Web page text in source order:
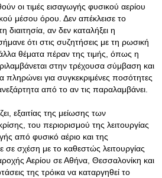
οι τιμές εισαγωγής φυσικού αερίου
μέσου όρου. Δεν απέκλεισε το
αν δεν καταλήξει η
ότι στις συζητήσεις με τη ρωσική
άλλα θέματα πέραν της τιμής, όπως η
στην τρέχουσα σύμβαση και
πληρώνει για συγκεκριμένες ποσότητες
από το αν τις παραλαμβάνει.
εξαιτίας της μείωσης των
του περιορισμού της λειτουργίας
από φυσικό αέριο και της
σε σχέση με το καθεστώς λειτουργίας
Αερίου σε Αθήνα, Θεσσαλονίκη και
της τρόικα να καταργηθεί το